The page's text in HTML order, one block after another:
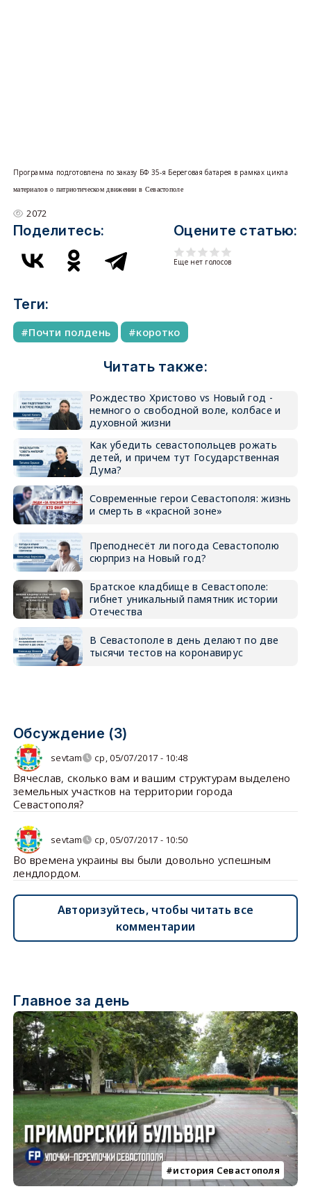
Программа подготовлена по заказу БФ 35-я Береговая батарея в рамках цикла
материалов о патриотическом движении в Севастополе
2072
Поделитесь: Оцените статью:
Еще нет голосов
Теги:
Почти полдень коротко
Читать также:
Рождество Христово vs Новый год -
немного о свободной воле, колбасе и
духовной жизни
Как убедить севастопольцев рожать
детей, и причем тут Государственная
Дума?
Современные герои Севастополя: жизнь
и смерть в «красной зоне»
Преподнесёт ли погода Севастополю
сюрприз на Новый год?
Братское кладбище в Севастополе:
гибнет уникальный памятник истории
Отечества
В Севастополе в день делают по две
тысячи тестов на коронавирус
Обсуждение (3)
sevtam ср, 05/07/2017 - 10:48
Вячеслав, сколько вам и вашим структурам выделено
земельных участков на территории города
Севастополя?
sevtam ср, 05/07/2017 - 10:50
Во времена украины вы были довольно успешным
лендлордом.
Авторизуйтесь, чтобы читать все
комментарии
Главное за день
история Севастополя